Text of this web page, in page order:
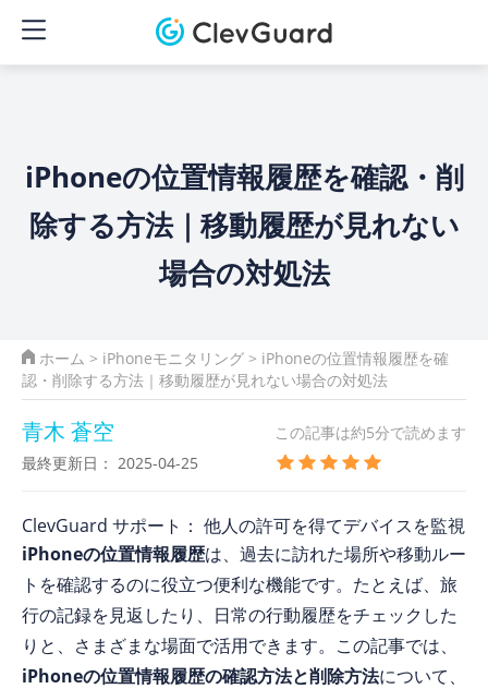
iPhoneの位置情報履歴を確認・削
除する方法｜移動履歴が見れない
場合の対処法
ホーム > iPhoneモニタリング > iPhoneの位置情報履歴を確
認・削除する方法｜移動履歴が見れない場合の対処法
青木 蒼空
最終更新日： 2025-04-25
この記事は約5分で読めます
ClevGuard サポート： 他人の許可を得てデバイスを監視
iPhoneの位置情報履歴は、過去に訪れた場所や移動ルー
トを確認するのに役立つ便利な機能です。たとえば、旅
行の記録を見返したり、日常の行動履歴をチェックした
りと、さまざまな場面で活用できます。この記事では、
iPhoneの位置情報履歴の確認方法と削除方法について、